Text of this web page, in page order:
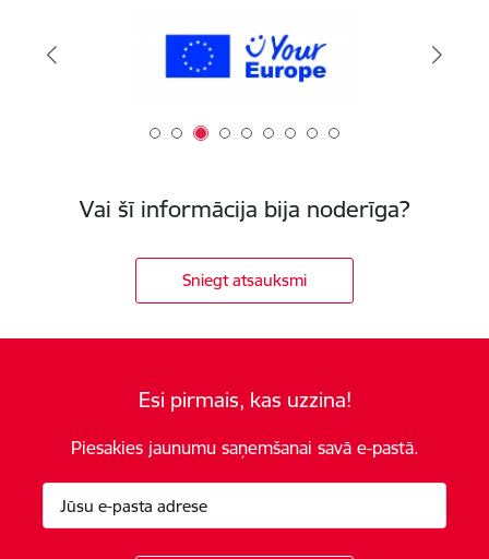
Vai šī informācija bija noderīga?
Sniegt atsauksmi
Esi pirmais, kas uzzina!
Piesakies jaunumu saņemšanai savā e-pastā.